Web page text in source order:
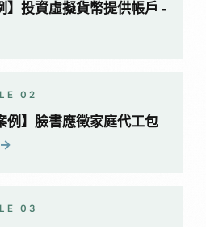
】投資虛擬貨幣提供帳戶 -
02
例】臉書應徵家庭代工包
→
03